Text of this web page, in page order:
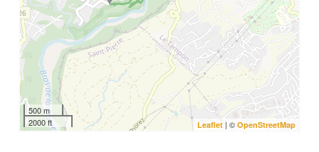
500 m
2000 ft
Leaflet | ©OpenStreetMap